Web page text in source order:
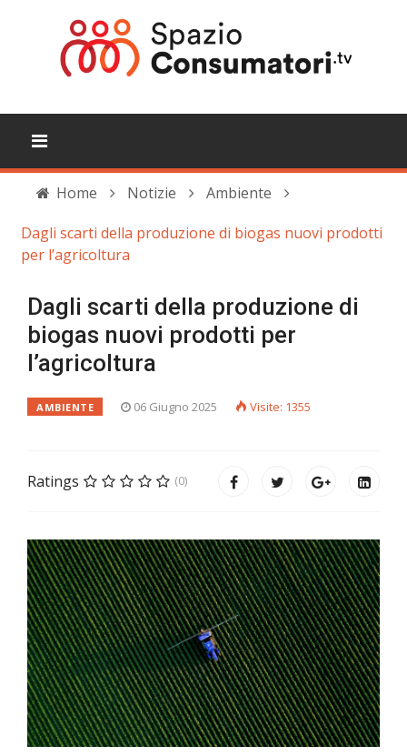
Home Notizie
Ambiente
Dagli scarti della produzione di biogas nuovi prodotti
per l’agricoltura
Dagli scarti della produzione di
biogas nuovi prodotti per
l’agricoltura
AMBIENTE 06 Giugno 2025 Visite: 1355
Ratings (0)